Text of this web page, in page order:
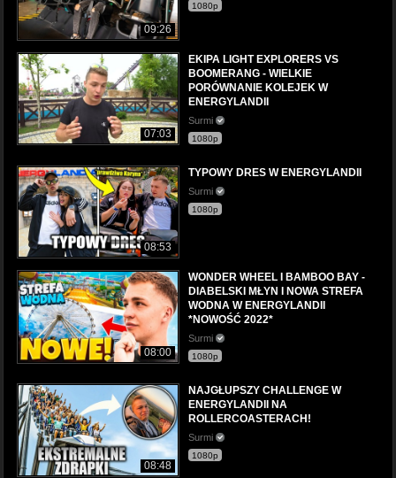
09:26
1080p
07:03
EKIPA LIGHT EXPLORERS VS
BOOMERANG - WIELKIE
PORÓWNANIE KOLEJEK W
ENERGYLANDII
Surmi
1080p
08:53
TYPOWY DRES W ENERGYLANDII
Surmi
1080p
08:00
WONDER WHEEL I BAMBOO BAY -
DIABELSKI MŁYN I NOWA STREFA
WODNA W ENERGYLANDII
*NOWOŚĆ 2022*
Surmi
1080p
08:48
NAJGŁUPSZY CHALLENGE W
ENERGYLANDII NA
ROLLERCOASTERACH!
Surmi
1080p